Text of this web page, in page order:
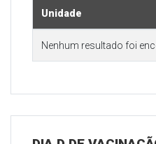
Unidade
Nenhum resultado foi